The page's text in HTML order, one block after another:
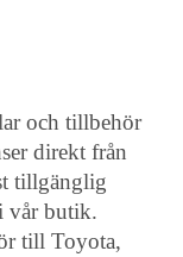
och tillbehör
direkt från
tillgänglig
vår butik.
till Toyota,